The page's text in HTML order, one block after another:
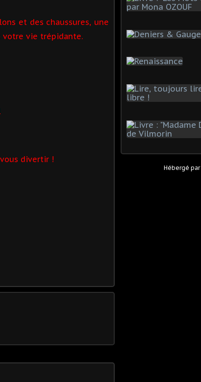
et des chaussures, une
vie trépidante.
divertir !
Hébergé par